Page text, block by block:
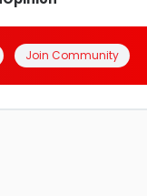
Join Community